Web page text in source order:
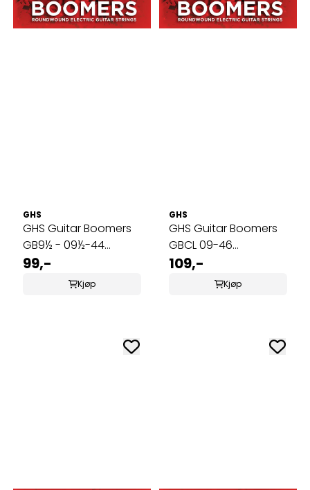
GHS
GHS Guitar Boomers
GB9½ - 09½-44
Elgitarstrenger
99,-
Kjøp
GHS
GHS Guitar Boomers
GBCL 09-46
Elgitarstrenger
109,-
Kjøp